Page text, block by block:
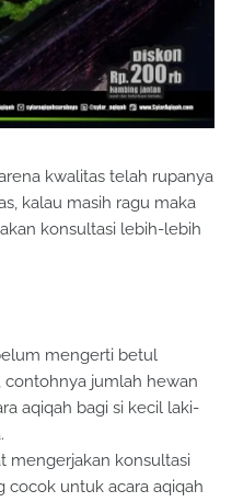
kwalitas telah rupanya
kalau masih ragu maka
konsultasi lebih-lebih
mengerti betul
contohnya jumlah hewan
aqiqah bagi si kecil laki-
mengerjakan konsultasi
cocok untuk acara aqiqah